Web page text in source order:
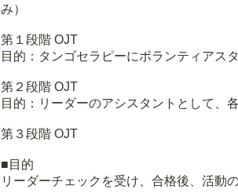
み）
第１段階 OJT
目的：タンゴセラピーにボランティアス
第２段階 OJT
目的：リーダーのアシスタントとして、
第３段階 OJT
■目的
リーダーチェックを受け、合格後、活動